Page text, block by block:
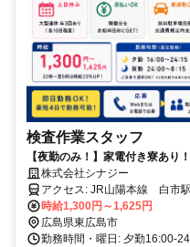
検査作業スタッフ
【夜勤のみ！】家電付き寮あり
株式会社シナジー
アクセス: JR山陽本線
時給1,300円～1,625円
広島県東広島市
勤務時間・曜日: 夕勤16:00-